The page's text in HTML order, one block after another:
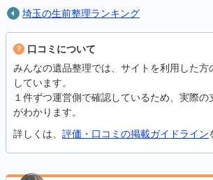
埼玉の生前整理ランキング
口コミについて
みんなの遺品整理では、サイトを利用した方
しています。
１件ずつ運営側で確認しているため、実際の
がわかります。
詳しくは、 評価・口コミの掲載ガイドライン